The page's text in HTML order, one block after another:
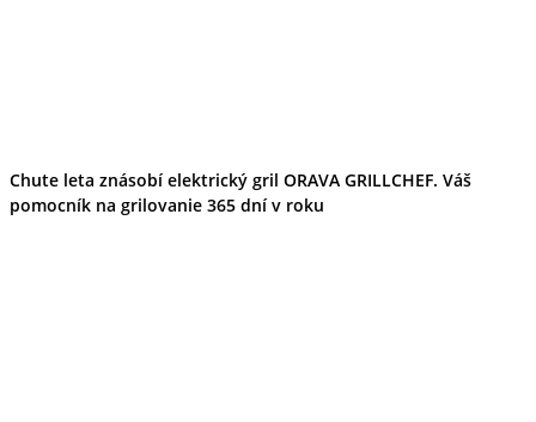
Chute leta znásobí elektrický gril ORAVA GRILLCHEF. Váš
pomocník na grilovanie 365 dní v roku